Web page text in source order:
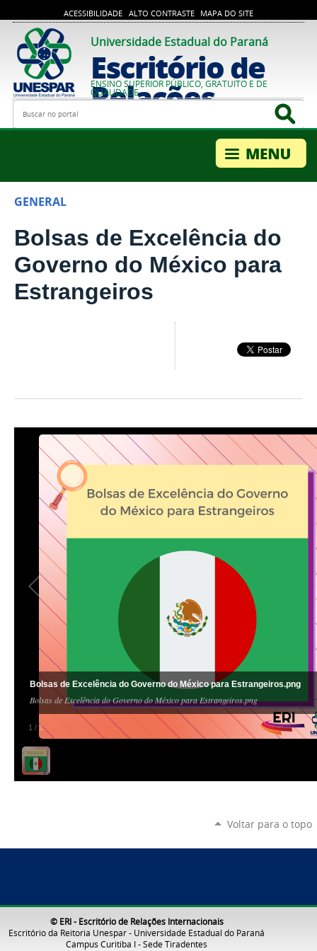
ACESSIBILIDADE ALTO CONTRASTE MAPA DO SITE
Universidade Estadual do Paraná
Escritório de
Relações
Internacionais
ENSINO SUPERIOR PÚBLICO, GRATUITO E DE
QUALIDADE
Busca
GENERAL
Bolsas de Excelência do
Governo do México para
Estrangeiros
1 / 1
Bolsas de Excelência do Governo do México para Estrangeiros.png
Bolsas de Excelência do Governo do México para Estrangeiros.png
Voltar para o topo
© ERI - Escritório de Relações Internacionais
Escritório da Reitoria Unespar - Universidade Estadual do Paraná
Campus Curitiba I - Sede Tiradentes